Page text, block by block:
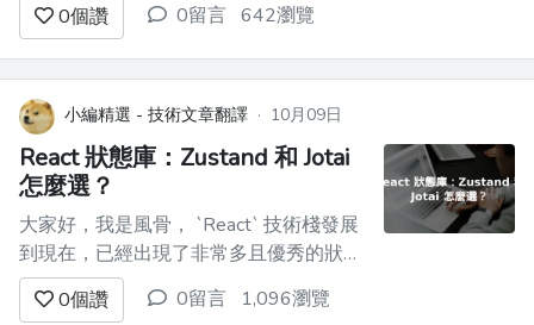
React 基金會，其目的在於成為 React、
React Native 以及 JSX 等一些支持項目的
新家園，React 基金會的使命是支持
Rea...
0個讚 0留言 642瀏覽
小編精選 - 技術文章翻譯 · 10月09日
React 狀態庫：Zustand 和 Jotai
怎麼選？
大家好，我是風骨， `React` 技術棧發展
到現在，已經出現了非常多且優秀的狀態
庫，比如從早期的 `Redux` 和 `Mobx`，
到現在擁抱 Hooks 版本的 [Zustand]
0個讚 0留言 1,096瀏覽